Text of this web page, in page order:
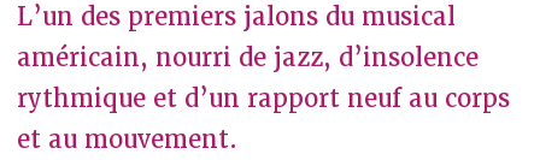
L’un des premiers jalons du musical
américain, nourri de jazz, d’insolence
rythmique et d’un rapport neuf au corps
et au mouvement.